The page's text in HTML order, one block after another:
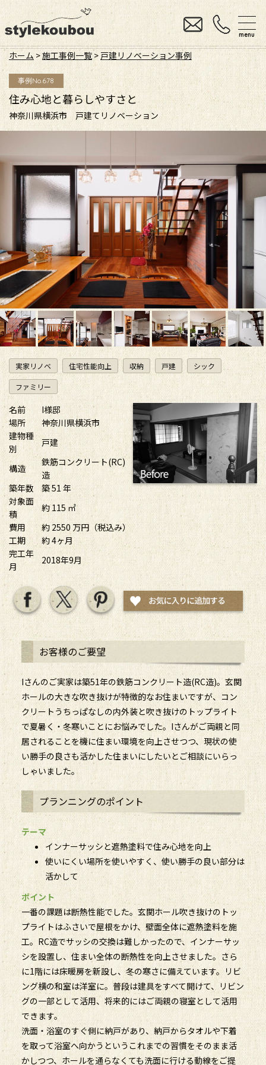
menu
ホーム >施工事例一覧> 戸建リノベーション事例
事例No.678
住み心地と暮らしやすさと
神奈川県横浜市 戸建てリノベーション
実家リノベ 住宅性能向上 収納 戸建 シック
ファミリー
名前
I様邸
場所
神奈川県横浜市
建物種
別
戸建
構造
鉄筋コンクリート(RC)
造
築年数
築 51 年
対象面
積
約 115 ㎡
費用
約 2550 万円（税込み）
工期
約 4ヶ月
完工年
月
2018年9月
お客様のご要望
Iさんのご実家は築51年の鉄筋コンクリート造(RC造)。玄関
ホールの大きな吹き抜けが特徴的なお住まいですが、コン
クリートうちっぱなしの内外装と吹き抜けのトップライト
で夏暑く・冬寒いことにお悩みでした。Iさんがご両親と同
居されることを機に住まい環境を向上させつつ、現状の使
い勝手の良さも活かした住まいにしたいとご相談にいらっ
しゃいました。
プランニングのポイント
テーマ
インナーサッシと遮熱塗料で住み心地を向上
使いにくい場所を使いやすく、使い勝手の良い部分は
活かして
ポイント
一番の課題は断熱性能でした。玄関ホール吹き抜けのトッ
プライトはふさいで屋根をかけ、壁面全体に遮熱塗料を施
工。RC造でサッシの交換は難しかったので、インナーサッ
シを設置し、住まい全体の断熱性を向上させました。さら
に1階には床暖房を新設し、冬の寒さに備えています。リビ
ング横の和室は洋室に。普段は建具をすべて開けて、リビン
グの一部として活用、将来的にはご両親の寝室として活用
できます。
洗面・浴室のすぐ側に納戸があり、納戸からタオルや下着
を取って浴室へ向かうというこれまでの習慣をそのまま活
かしつつ、ホールを通らなくても洗面に行ける動線をご提